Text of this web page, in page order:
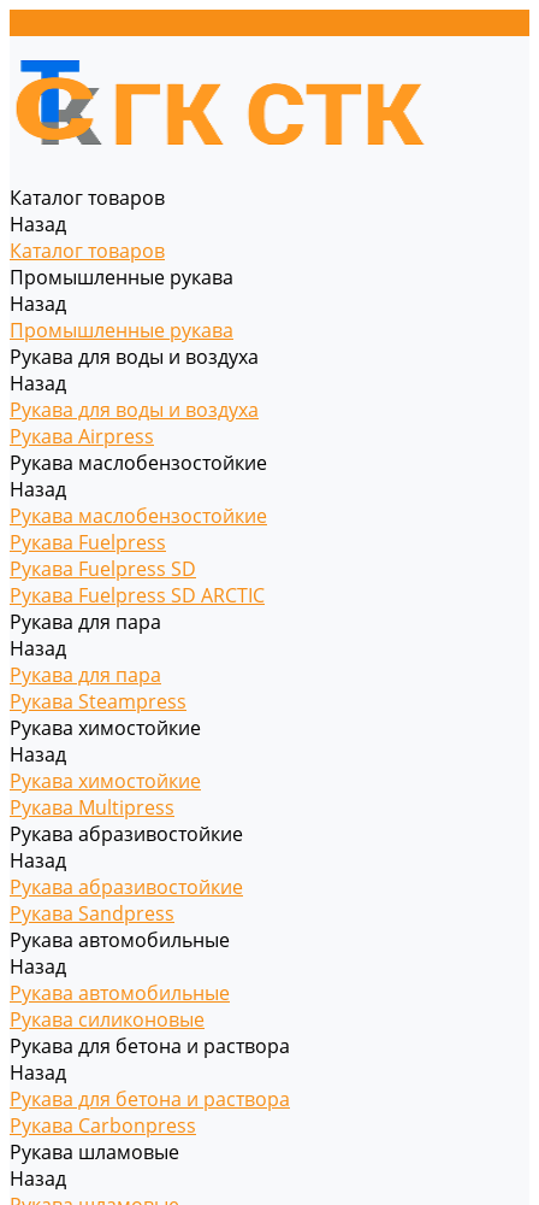
Каталог товаров
Назад
Каталог товаров
Промышленные рукава
Назад
Промышленные рукава
Рукава для воды и воздуха
Назад
Рукава для воды и воздуха
Рукава Airpress
Рукава маслобензостойкие
Назад
Рукава маслобензостойкие
Рукава Fuelpress
Рукава Fuelpress SD
Рукава Fuelpress SD ARCTIC
Рукава для пара
Назад
Рукава для пара
Рукава Steampress
Рукава химостойкие
Назад
Рукава химостойкие
Рукава Multipress
Рукава абразивостойкие
Назад
Рукава абразивостойкие
Рукава Sandpress
Рукава автомобильные
Назад
Рукава автомобильные
Рукава силиконовые
Рукава для бетона и раствора
Назад
Рукава для бетона и раствора
Рукава Carbonpress
Рукава шламовые
Назад